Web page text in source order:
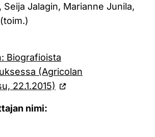
Seija Jalagin, Marianne Junila,
Biografioista
(Agricolan
22.1.2015)
nimi: